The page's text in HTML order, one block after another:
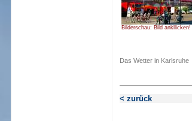
Bilderschau: Bild ankllicken!
Das Wetter in Karlsruhe
< zurück